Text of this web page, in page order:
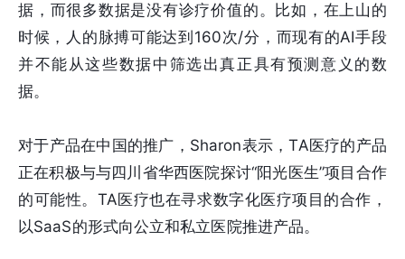
据，而很多数据是没有诊疗价值的。比如，在上山的
时候，人的脉搏可能达到160次/分，而现有的AI手段
并不能从这些数据中筛选出真正具有预测意义的数
据。
对于产品在中国的推广，Sharon表示，TA医疗的产品
正在积极与与四川省华西医院探讨“阳光医生”项目合作
的可能性。TA医疗也在寻求数字化医疗项目的合作，
以SaaS的形式向公立和私立医院推进产品。